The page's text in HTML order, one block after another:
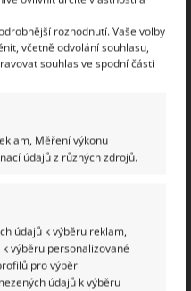
rozhodnutí. Vaše volby
včetně odvolání souhlasu,
souhlas ve spodní části
Měření výkonu
údajů z různých zdrojů.
údajů k výběru reklam,
výběru personalizované
pro výběr
údajů k výběru